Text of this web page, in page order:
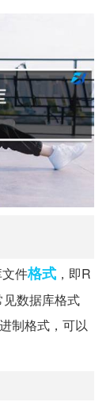
件格式 ，即R
数据库格式
制格式，可以